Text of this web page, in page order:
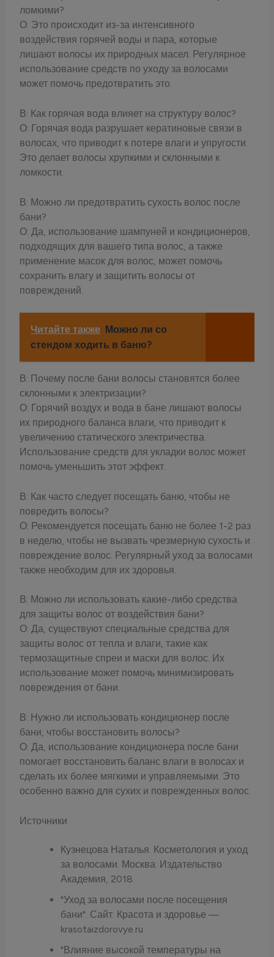
ломкими?
О: Это происходит из-за интенсивного
воздействия горячей воды и пара, которые
лишают волосы их природных масел. Регулярное
использование средств по уходу за волосами
может помочь предотвратить это.
В: Как горячая вода влияет на структуру волос?
О: Горячая вода разрушает кератиновые связи в
волосах, что приводит к потере влаги и упругости.
Это делает волосы хрупкими и склонными к
ломкости.
В: Можно ли предотвратить сухость волос после
бани?
О: Да, использование шампуней и кондиционеров,
подходящих для вашего типа волос, а также
применение масок для волос, может помочь
сохранить влагу и защитить волосы от
повреждений.
Читайте также Можно ли со
стендом ходить в баню?
В: Почему после бани волосы становятся более
склонными к электризации?
О: Горячий воздух и вода в бане лишают волосы
их природного баланса влаги, что приводит к
увеличению статического электричества.
Использование средств для укладки волос может
помочь уменьшить этот эффект.
В: Как часто следует посещать баню, чтобы не
повредить волосы?
О: Рекомендуется посещать баню не более 1-2 раз
в неделю, чтобы не вызвать чрезмерную сухость и
повреждение волос. Регулярный уход за волосами
также необходим для их здоровья.
В: Можно ли использовать какие-либо средства
для защиты волос от воздействия бани?
О: Да, существуют специальные средства для
защиты волос от тепла и влаги, такие как
термозащитные спреи и маски для волос. Их
использование может помочь минимизировать
повреждения от бани.
В: Нужно ли использовать кондиционер после
бани, чтобы восстановить волосы?
О: Да, использование кондиционера после бани
помогает восстановить баланс влаги в волосах и
сделать их более мягкими и управляемыми. Это
особенно важно для сухих и поврежденных волос.
Источники
Кузнецова Наталья. Косметология и уход
за волосами. Москва: Издательство
Академия, 2018.
"Уход за волосами после посещения
бани". Сайт: Красота и здоровье —
krasotaizdorovye.ru
"Влияние высокой температуры на